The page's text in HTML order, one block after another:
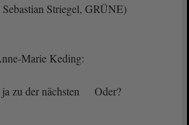
Striegel, GRÜNE)
Marie Keding:
ja zu der nächsten Oder?